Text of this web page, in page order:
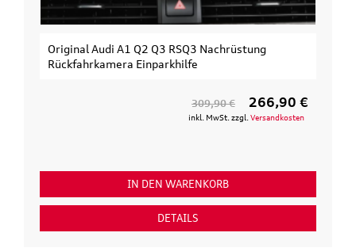
Original Audi A1 Q2 Q3 RSQ3 Nachrüstung
Rückfahrkamera Einparkhilfe
309,90 € 266,90 €
inkl. MwSt. zzgl. Versandkosten
IN DEN WARENKORB
DETAILS